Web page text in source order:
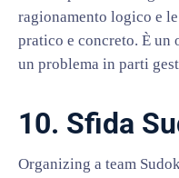
ragionamento logico e
pratico e concreto. È un
un problema in parti
10. Sfida
Organizing a team